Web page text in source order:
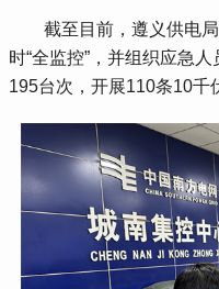
截至目前，遵义供电局
时“全监控”，并组织应急
195台次，开展110条10千